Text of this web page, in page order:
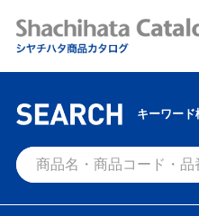
キーワード